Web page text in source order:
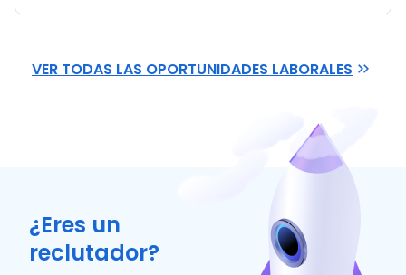
VER TODAS LAS OPORTUNIDADES LABORALES
¿Eres un
reclutador?